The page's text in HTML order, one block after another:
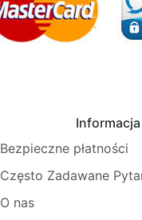
Informacja
Bezpieczne płatności
Często Zadawane
O nas